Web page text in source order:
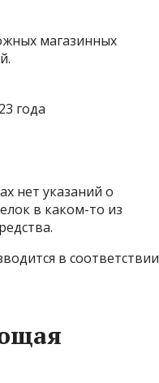
магазинных
нет указаний о
в каком-то из
в соответствии